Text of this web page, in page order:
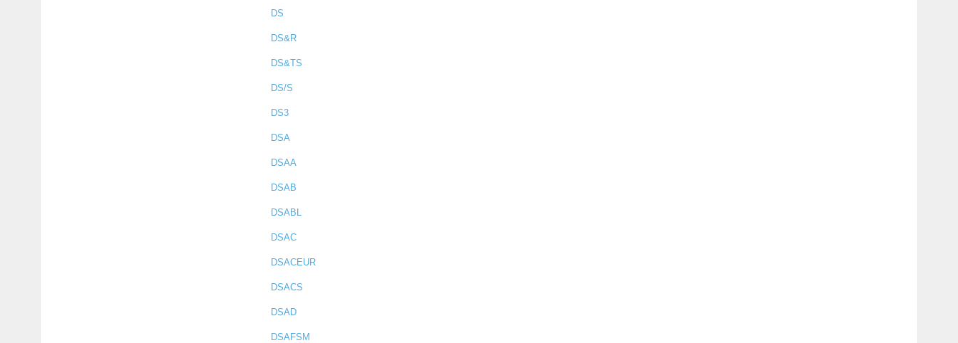
DS
DS&R
DS&TS
DS/S
DS3
DSA
DSAA
DSAB
DSABL
DSAC
DSACEUR
DSACS
DSAD
DSAFSM